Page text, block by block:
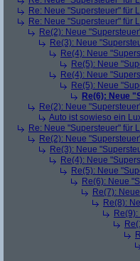
Re: Neue "Supersteuer" für
Re: Neue "Supersteuer" für
Re(2): Neue
Re(3): Neue
Re(4): Neue
Re(5): Neue
Re(4): Neue
Re(5): Neue
Re(6): Neue
Re(2): Neue
Auto ist sowieso ein
Re: Neue "Supersteuer" für
Re(2): Neue
Re(3): Neue
Re(4): Neue
Re(5): Neue
Re(6): Neue
Re(7):
Re(8):